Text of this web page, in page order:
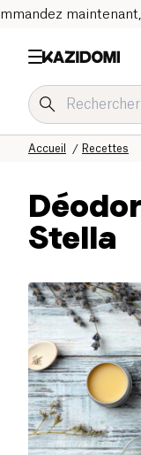
Recettes
Accueil
Stella